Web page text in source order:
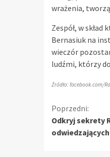
wrażenia,
Zespół, w
Bernasiuk na
wieczór
ludźmi, którzy
Źródło: facebook.com/
czytanie
Poprzedni:
Odkryj sekrety